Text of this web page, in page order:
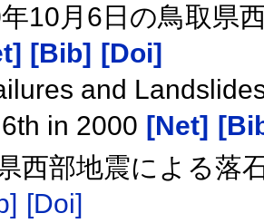
10月6日の鳥取県
[Bib] [Doi]
and
in 2000 [Net]
西部地震による落
[Doi]